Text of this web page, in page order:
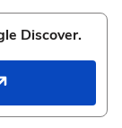
Discover.